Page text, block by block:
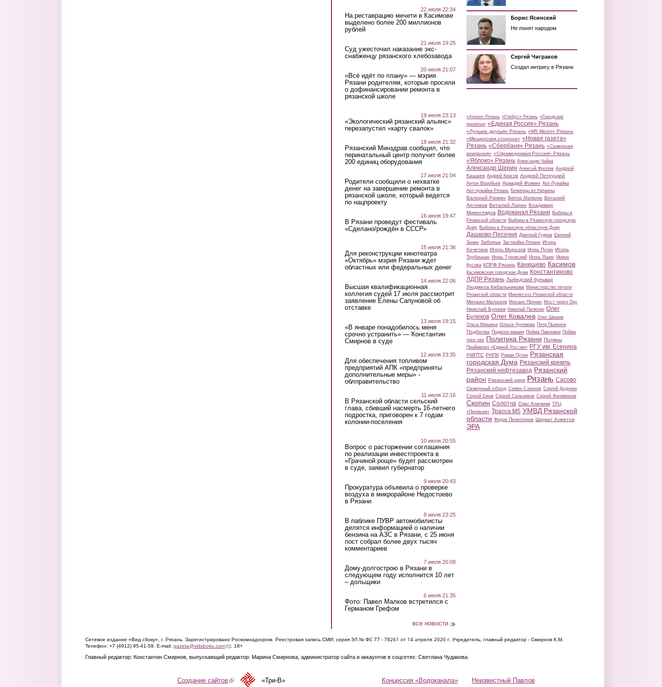
22 июля 22:34
На реставрацию мечети в Касимове
выделено более 200 миллионов
рублей
21 июля 19:25
Суд ужесточил наказание экс-
снабженцу рязанского хлебозавода
20 июля 21:07
«Всё идёт по плану» — мэрия
Рязани родителям, которые просили
о дофинансировании ремонта в
рязанской школе
19 июля 23:13
«Экологический рязанский альянс»
перезапустил «карту свалок»
18 июля 21:32
Рязанский Минздрав сообщил, что
перинатальный центр получит более
200 единиц оборудования
17 июля 21:04
Родители сообщили о нехватке
денег на завершение ремонта в
рязанской школе, который ведется
по нацпроекту
16 июля 19:47
В Рязани проведут фестиваль
«Сделано/рождён в СССР»
15 июля 21:36
Для реконструкции кинотеатра
«Октябрь» мэрия Рязани ждет
областных или федеральных денег
14 июля 22:06
Высшая квалификационная
коллегия судей 17 июля рассмотрит
заявление Елены Сапуновой об
отставке
13 июля 19:15
«В январе понадобилось меня
срочно устранить» — Константин
Смирнов в суде
12 июля 23:35
Для обеспечения топливом
предприятий АПК «предприняты
дополнительные меры» -
облправительство
11 июля 22:16
В Рязанской области сельский
глава, сбивший насмерть 16-летнего
подростка, приговорен к 7 годам
колонии-поселения
10 июля 20:55
Вопрос о расторжении соглашения
по реализации инвестпроекта в
«Грачиной роще» будет рассмотрен
в суде, заявил губернатор
9 июля 20:43
Прокуратура объявила о проверке
воздуха в микрорайоне Недостоево
в Рязани
8 июля 23:25
В паблике ПУВР автомобилисты
делятся информацией о наличии
бензина на АЗС в Рязани, с 25 июня
пост собрал более двух тысяч
комментариев
7 июля 20:08
Дому-долгострою в Рязани в
следующем году исполнится 10 лет
– дольщики
6 июля 21:35
Фото: Павел Малков встретился с
Германом Грефом
все новости
Борис Ясинский
Не понят народом
Сергей Чиграков
Создал интригу в Рязани
«Атрон» Рязань «Глобус» Рязань «Городские
проекты» «Единая Россия» Рязань
«Лучшие друзья» Рязань «М5 Молл» Рязань
«Мещерская сторона» «Новая газета»
Рязань «Сбербанк» Рязань «Северная
компания» «Справедливая Россия» Рязань
«Яблоко» Рязань Александр Чайка
Александр Шерин Алексей Фролов Андрей
Кашаев Андрей Красов Андрей Петруцкий
Антон Воробьев Аркадий Фомин Арт-Лужайка
Арт-лужайка Рязань Беженцы из Украины
Валерий Рюмин Виктор Малюгин Виталий
Артемов Виталий Ларин Владимир
Мимоглядов Водоканал Рязани Выборы в
Рязанской области Выборы в Рязанскую городскую
Думу Выборы в Рязанскую областную Думу
Дашково-Песочня Дмитрий Гудков Евгений
Зызин Заборье Застройка Рязани Игорь
Кочетков Игорь Морозов Игорь Путин Игорь
Трубицын Игорь Туровский Игорь Яшин Ирина
Кусова КПРФ Рязань Канищево Касимов
Касимовская городская Дума Константиново
ЛДПР Рязань Лыбедский бульвар
Людмила Кибальникова Министерство печати
Рязанской области Минлесхоз Рязанской области
Михаил Малахов Михаил Пронин Мост через Оку
Николай Булаев Николай Пилюгин Олег
Булеков Олег Ковалев Олег Шишов
Ольга Мишина Ольга Чуляева Петр Пыленок
Подбелка Поджоги машин Пойма Павловки Пойма
трех рек Политика Рязани Поляны
Праймериз «Единой России» РГУ им. Есенина
РМПТС РНПК Роман Путин Рязанская
городская Дума Рязанский кремль
Рязанский нефтезавод Рязанский
район Рязанский цирк Рязань Сасово
Северный обход Семен Сазонов Сергей Дудукин
Сергей Ежов Сергей Сальников Сергей Филимонов
Скопин Солотча Спас-Клепики ТРЦ
«Премьер» Трасса М5 УМВД Рязанской
области Федор Провоторов Шаукат Ахметов
ЭРА
Сетевое издание «Вид сбоку», г. Рязань. Зарегистрировано Роскомнадзором. Реестровая запись СМИ: серия ЭЛ № ФС 77 - 78261 от 14 апреля 2020 г. Учредитель, главный редактор - Смирнов К.М.
Телефон: +7 (4912) 95-41-59. E-mail: gazeta@vidsboku.com(link sends e-mail)
. 18+
Главный редактор: Константин Смирнов, выпускающий редактор: Марина Смирнова, администратор сайта и аккаунтов в соцсетях: Светлана Чудакова.
Концессия «Водоканала» Неизвестный Павлов
Создание сайтов(link is external)«Три-В»